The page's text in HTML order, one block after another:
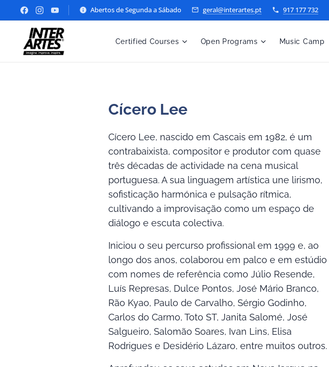
Abertos de Segunda a Sábado geral@interartes.pt 917 177 732
Certified Courses Open Programs Music Camp
Cícero Lee
Cícero Lee, nascido em Cascais em 1982, é um
contrabaixista, compositor e produtor com quase
três décadas de actividade na cena musical
portuguesa. A sua linguagem artística une lirismo,
sofisticação harmónica e pulsação rítmica,
cultivando a improvisação como um espaço de
diálogo e escuta colectiva.
Iniciou o seu percurso profissional em 1999 e, ao
longo dos anos, colaborou em palco e em estúdio
com nomes de referência como Júlio Resende,
Luís Represas, Dulce Pontos, José Mário Branco,
Rão Kyao, Paulo de Carvalho, Sérgio Godinho,
Carlos do Carmo, Toto ST, Janita Salomé, José
Salgueiro, Salomão Soares, Ivan Lins, Elisa
Rodrigues e Desidério Lázaro, entre muitos outros.